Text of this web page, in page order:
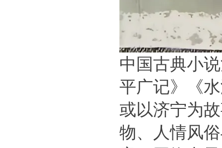
中国古典小
平广记》《
或以济宁为
物、人情风